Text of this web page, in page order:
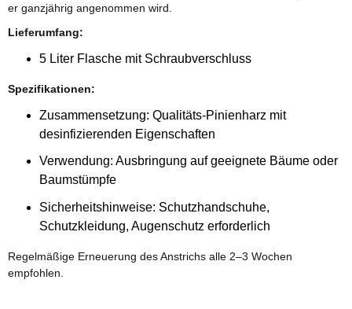
er ganzjährig angenommen wird.
Lieferumfang:
5 Liter Flasche mit Schraubverschluss
Spezifikationen:
Zusammensetzung: Qualitäts-Pinienharz mit
desinfizierenden Eigenschaften
Verwendung: Ausbringung auf geeignete Bäume oder
Baumstümpfe
Sicherheitshinweise: Schutzhandschuhe,
Schutzkleidung, Augenschutz erforderlich
Regelmäßige Erneuerung des Anstrichs alle 2–3 Wochen
empfohlen.